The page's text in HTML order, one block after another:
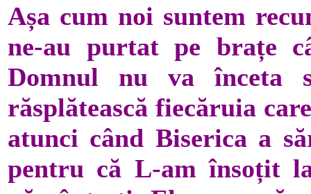
Așa cum noi suntem
ne-au purtat pe brațe
Domnul nu va înceta
răsplătească fiecăruia
atunci când Biserica a
pentru că L-am însoțit